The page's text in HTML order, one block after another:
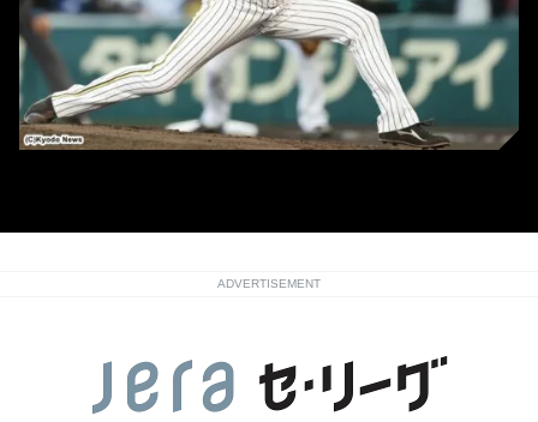
ADVERTISEMENT